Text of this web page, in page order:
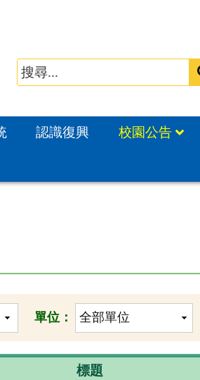
認識復興 校園公告
單位：
標題